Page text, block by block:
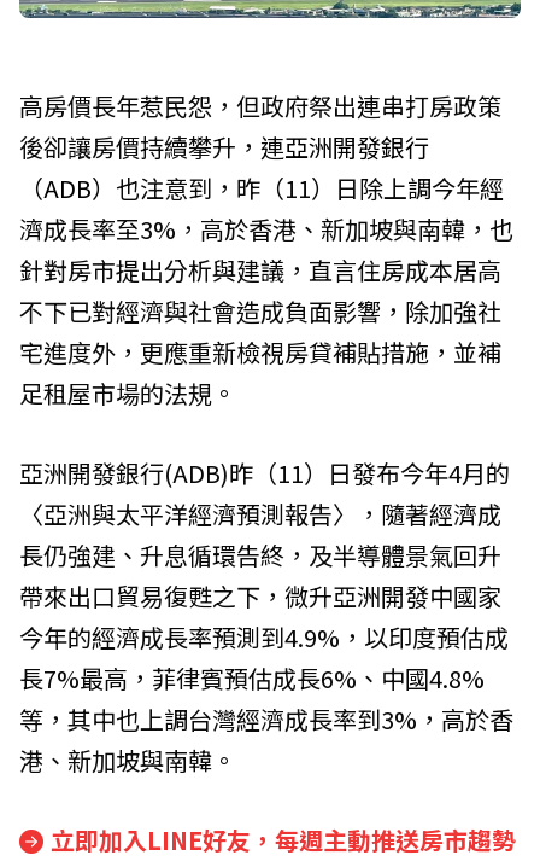
高房價長年惹民怨，但政府祭出連串打房政策
後卻讓房價持續攀升，連亞洲開發銀行
（ADB）也注意到，昨（11）日除上調今年經
濟成長率至3%，高於香港、新加坡與南韓，也
針對房市提出分析與建議，直言住房成本居高
不下已對經濟與社會造成負面影響，除加強社
宅進度外，更應重新檢視房貸補貼措施，並補
足租屋市場的法規。
亞洲開發銀行(ADB)昨（11）日發布今年4月的
〈亞洲與太平洋經濟預測報告〉，隨著經濟成
長仍強建、升息循環告終，及半導體景氣回升
帶來出口貿易復甦之下，微升亞洲開發中國家
今年的經濟成長率預測到4.9%，以印度預估成
長7%最高，菲律賓預估成長6%、中國4.8%
等，其中也上調台灣經濟成長率到3%，高於香
港、新加坡與南韓。
立即加入LINE好友，每週主動推送房市趨勢